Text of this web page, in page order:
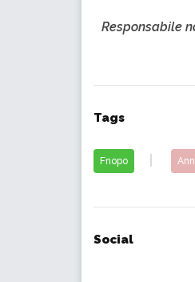
Responsabile
Tags
Fnopo
Social